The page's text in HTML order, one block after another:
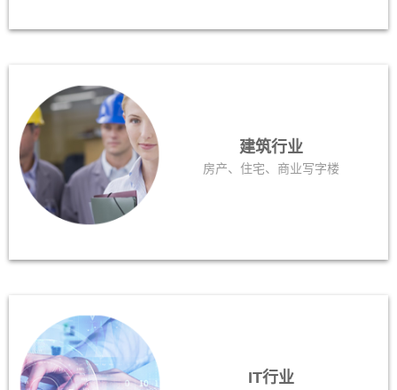
建筑行业
房产、住宅、商业写字楼
IT行业